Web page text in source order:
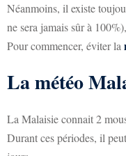
Néanmoins, il existe
ne sera jamais sûr à
Pour commencer, éviter la
La météo
La Malaisie connait 2
Durant ces périodes, il